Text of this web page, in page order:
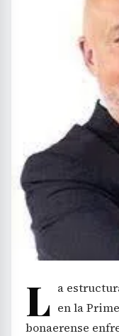
L a
en la
bonaerense